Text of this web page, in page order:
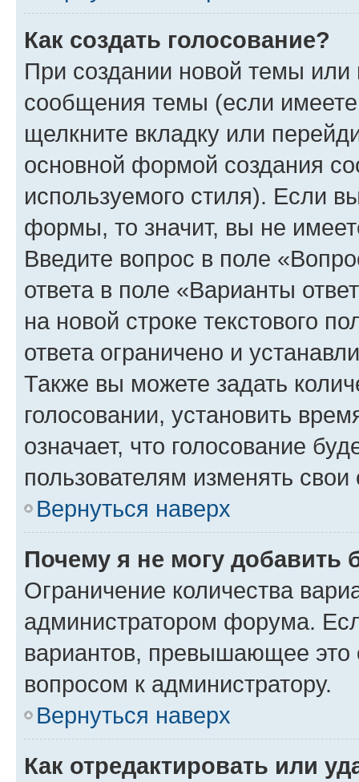
Как создать голосование?
При создании новой темы или
сообщения темы (если
щелкните вкладку или
основной формой создания
используемого стиля). Если
формы, то значит, вы не
Введите вопрос в поле
ответа в поле «Варианты
на новой строке текстового
ответа ограничено и
Также вы можете задать
голосовании, установить
означает, что голосование
пользователям изменять свои
Вернуться наверх
Почему я не могу добавить
Ограничение количества
администратором форума.
вариантов, превышающее это
вопросом к администратору.
Вернуться наверх
Как отредактировать или